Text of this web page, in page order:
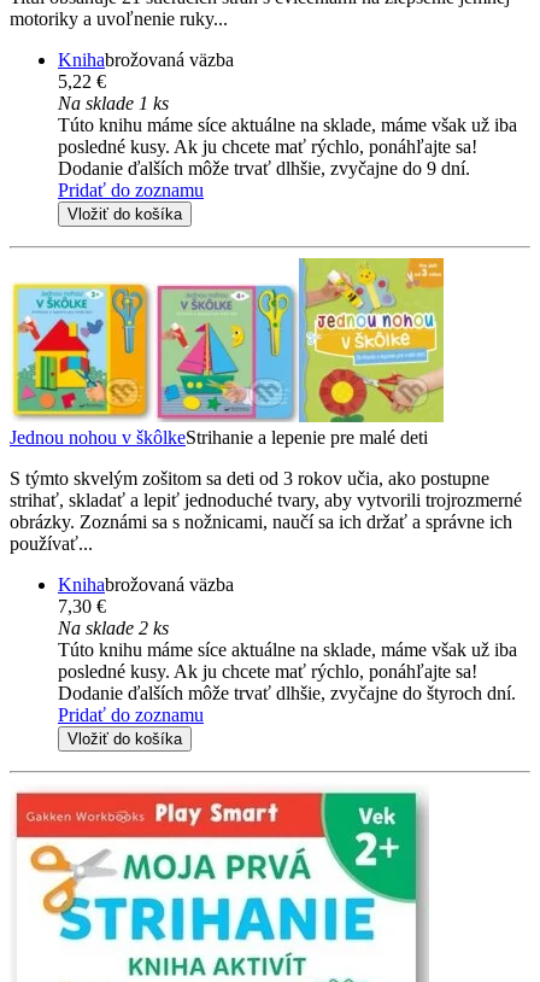
motoriky a uvoľnenie ruky...
Knihabrožovaná väzba
5,22 €
Na sklade 1 ks
Túto knihu máme síce aktuálne na sklade, máme však už iba
posledné kusy. Ak ju chcete mať rýchlo, ponáhľajte sa!
Dodanie ďalších môže trvať dlhšie, zvyčajne do 9 dní.
Pridať do zoznamu
Vložiť do košíka
Jednou nohou v škôlkeStrihanie a lepenie pre malé deti
S týmto skvelým zošitom sa deti od 3 rokov učia, ako postupne
strihať, skladať a lepiť jednoduché tvary, aby vytvorili trojrozmerné
obrázky. Zoznámi sa s nožnicami, naučí sa ich držať a správne ich
používať...
Knihabrožovaná väzba
7,30 €
Na sklade 2 ks
Túto knihu máme síce aktuálne na sklade, máme však už iba
posledné kusy. Ak ju chcete mať rýchlo, ponáhľajte sa!
Dodanie ďalších môže trvať dlhšie, zvyčajne do štyroch dní.
Pridať do zoznamu
Vložiť do košíka